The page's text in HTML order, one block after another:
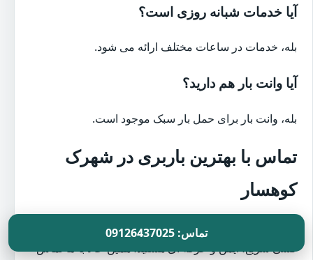
آیا خدمات شبانه روزی است؟
بله، خدمات در ساعات مختلف ارائه می شود.
آیا وانت بار هم دارید؟
بله، وانت بار برای حمل بار سبک موجود است.
تماس با بهترین باربری در شهرک
کوهسار
بهترین باربری در شهرک کوهسار
کشی سریع، ایمن و حرفه ای هستید، همین حالا با ما تماس
تماس: 09126437025